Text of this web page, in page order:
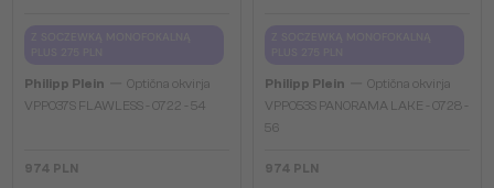
Philipp Plein
Optična okvirja
VPP037S FLAWLESS - 0722 - 54
974 PLN
Philipp Plein
Optična okvirja
VPP053S PANORAMA LAKE - 0728 -
56
974 PLN